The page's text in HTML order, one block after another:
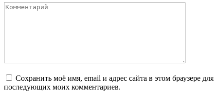
Комментарий
Сохранить моё имя, email и адрес сайта в этом браузере для
последующих моих комментариев.